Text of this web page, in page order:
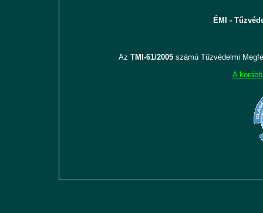
ÉMI -
Az TMI-61/2005számú Tűzvédelmi
A